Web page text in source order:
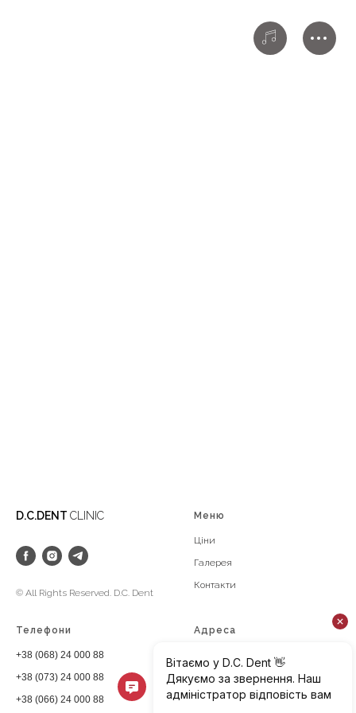
D.C.DENT CLINIC
© All Rights Reserved. D.C. Dent
Меню
Ціни
Галерея
Контакти
Телефони
+38 (068) 24 000 88
+38 (073) 24 000 88
+38 (066) 24 000 88
Адреса
dcdentclinic@gmail.com
Київ, вул. Полтавська 10